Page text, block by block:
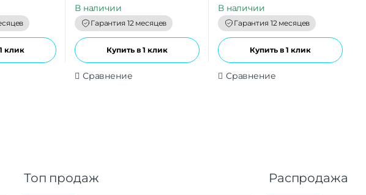
клик
o
В наличии
Гарантия 12 месяцев
Купить в 1 клик
Сравнение
o
В наличии
Гарантия 12 месяцев
Купить в 1 клик
Сравнение
Топ продаж Распродажа